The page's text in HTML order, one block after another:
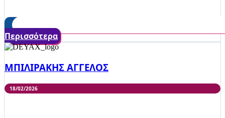
Περισσότερα
ΜΠΙΛΙΡΑΚΗΣ ΑΓΓΕΛΟΣ
18/02/2026